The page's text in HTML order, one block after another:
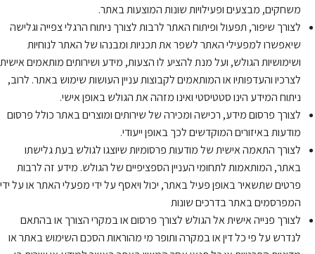
משחקים, מבצעים ופעילויות שונות המוצעות באתר.
לצורך שיפור, תפעול ופיתוח האתר לרבות לצורך ניתוח הרגלי צפייה וגלישה
שיאפשרו למפעילי האתר לשפר את תכניות ומבנהו של האתר לנוחיות
ושימושיות הגולש, ועל מנת להציע לו הצעות, מידע ושירותים מותאמים אישית
לצרכיו והעדפותיו או המותאמים לקבוצות עניין העושות שימוש באתר. לרוב,
ניתוח המידע הינו סטטיסטי ואינו מזהה את הגולש באופן אישי.
לצורך פרסום מידע, רכישה ומכירה של שירותים ומוצרים באתר כולל פרסום
מודעות באיזורים המוקדשים לכך באופן ייעודי.
לצורך התאמה אישית של מודעות פרסומיות שיוצגו לגולש בעת גלישתו
באתר, המותאמות לתחומי העניין הספציפיים של הגולש. מידע זה לרבות
פרטים שתשאיר באופן פעיל באתר, יכול ויאסף על ידי מפעלי האתר או על ידי
המפרסמים באתר בדרכים שונות
לצורך פנייה אישית אל הגולש לצורך פרסום או במקרי הצורך או בהתאם
לנדרש על פי כל דין או במקרה ותופר מי מהוראות הסכם השימוש באתר או